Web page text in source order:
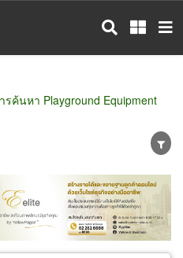
ค้นหา Playground Equipment
ผู้ผลิต
ตัวแทนจัดจำหน่าย
บริการ